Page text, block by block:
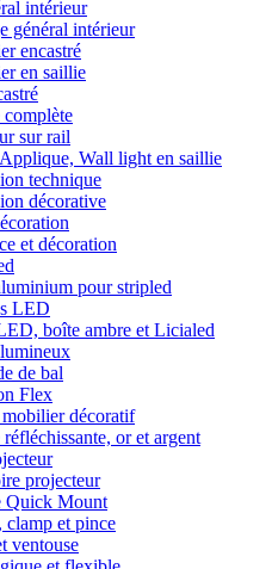
intérieur
général intérieur
encastré
en saillie
complète
sur rail
Wall light en saillie
technique
décorative
et décoration
pour stripled
LED
boîte ambre et Licialed
de bal
Flex
décoratif
or et argent
projecteur
Quick Mount
clamp et pince
ventouse